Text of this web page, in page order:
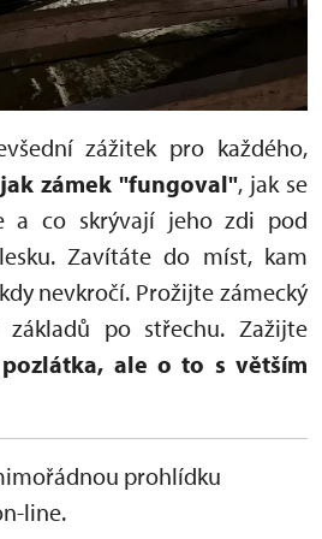
zážitek pro každého,
jak zámek "fungoval", jak se
a co skrývají jeho zdi pod
Zavítáte do míst, kam
nevkročí. Prožijte zámecký
po střechu. Zažijte
ale o to s větším
prohlídku
line.